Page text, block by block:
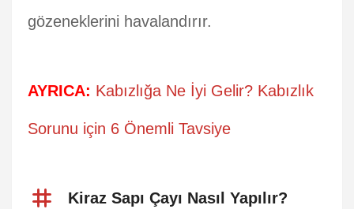
gözeneklerini havalandırır.
AYRICA: Kabızlığa Ne İyi Gelir? Kabızlık
Sorunu için 6 Önemli Tavsiye
Kiraz Sapı Çayı Nasıl Yapılır?